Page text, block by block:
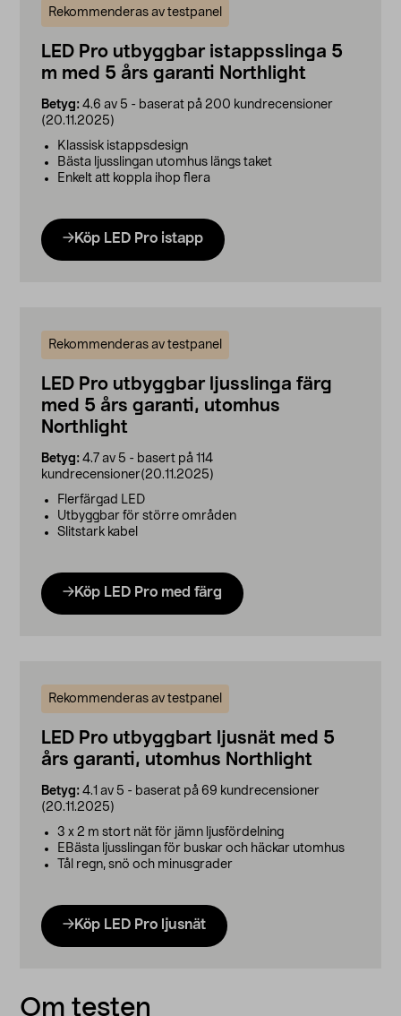
Rekommenderas av testpanel
LED Pro utbyggbar istappsslinga 5
m med 5 års garanti Northlight
Betyg: 4.6 av 5 - baserat på 200 kundrecensioner
(20.11.2025)
Klassisk istappsdesign
Bästa ljusslingan utomhus längs taket
Enkelt att koppla ihop flera
Köp LED Pro istapp
Rekommenderas av testpanel
LED Pro utbyggbar ljusslinga färg
med 5 års garanti, utomhus
Northlight
Betyg: 4.7 av 5 - basert på 114
kundrecensioner(20.11.2025)
Flerfärgad LED
Utbyggbar för större områden
Slitstark kabel
Köp LED Pro med färg
Rekommenderas av testpanel
LED Pro utbyggbart ljusnät med 5
års garanti, utomhus Northlight
Betyg: 4.1 av 5 - baserat på 69 kundrecensioner
(20.11.2025)
3 x 2 m stort nät för jämn ljusfördelning
EBästa ljusslingan för buskar och häckar utomhus
Tål regn, snö och minusgrader
Köp LED Pro ljusnät
Om testen